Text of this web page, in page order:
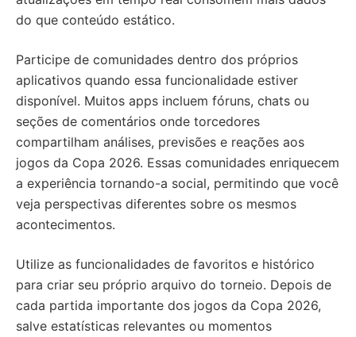
do que conteúdo estático.
Participe de comunidades dentro dos próprios
aplicativos quando essa funcionalidade estiver
disponível. Muitos apps incluem fóruns, chats ou
seções de comentários onde torcedores
compartilham análises, previsões e reações aos
jogos da Copa 2026. Essas comunidades enriquecem
a experiência tornando-a social, permitindo que você
veja perspectivas diferentes sobre os mesmos
acontecimentos.
Utilize as funcionalidades de favoritos e histórico
para criar seu próprio arquivo do torneio. Depois de
cada partida importante dos jogos da Copa 2026,
salve estatísticas relevantes ou momentos